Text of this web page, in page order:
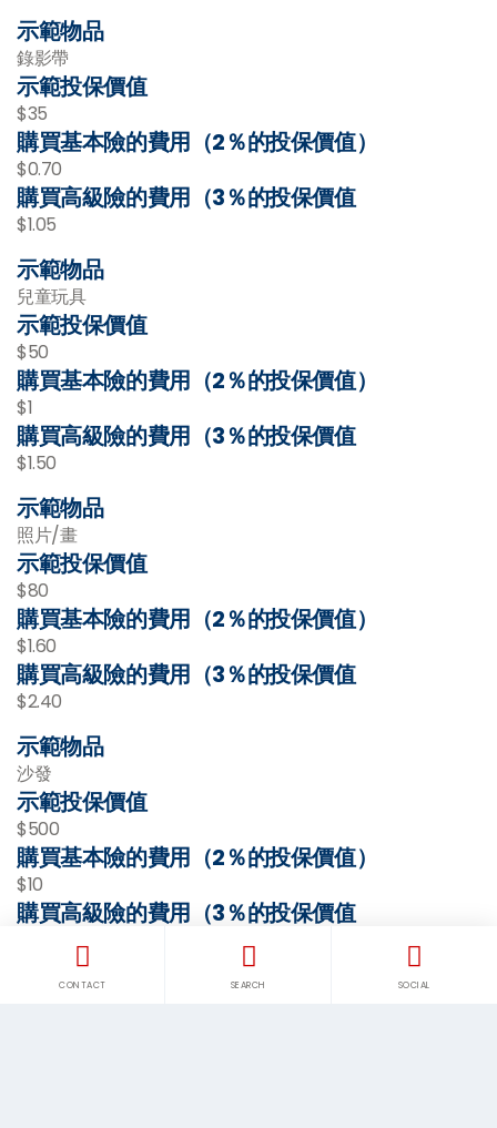
示範物品
錄影帶
示範投保價值
$35
購買基本險的費用（2％的投保價值）
$0.70
購買高級險的費用（3％的投保價值
$1.05
示範物品
兒童玩具
示範投保價值
$50
購買基本險的費用（2％的投保價值）
$1
購買高級險的費用（3％的投保價值
$1.50
示範物品
照片/畫
示範投保價值
$80
購買基本險的費用（2％的投保價值）
$1.60
購買高級險的費用（3％的投保價值
$2.40
示範物品
沙發
示範投保價值
$500
購買基本險的費用（2％的投保價值）
$10
購買高級險的費用（3％的投保價值
CONTACT SEARCH SOCIAL